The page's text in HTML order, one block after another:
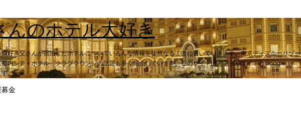
んのホテル大好き
好き父さんが宿泊したホテルについていろんな情報を徒然なるままに書いていきます。東京ディズニーリゾー
内シティホテル、クラブラウンジの話題も多く紹介しています。このサイトはアフィリエイトとGoogle
す。
金